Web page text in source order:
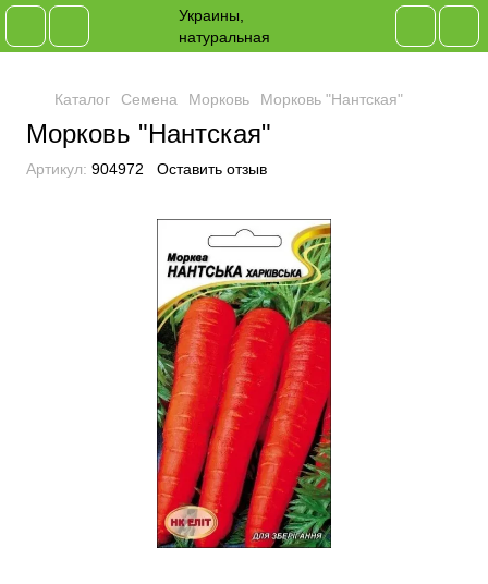
Каталог Семена Морковь Морковь "Нантская"
Морковь "Нантская"
Артикул: 904972 Оставить отзыв